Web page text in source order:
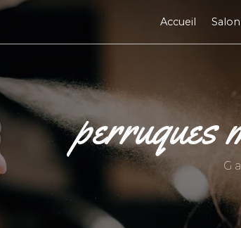
Accueil
perruques